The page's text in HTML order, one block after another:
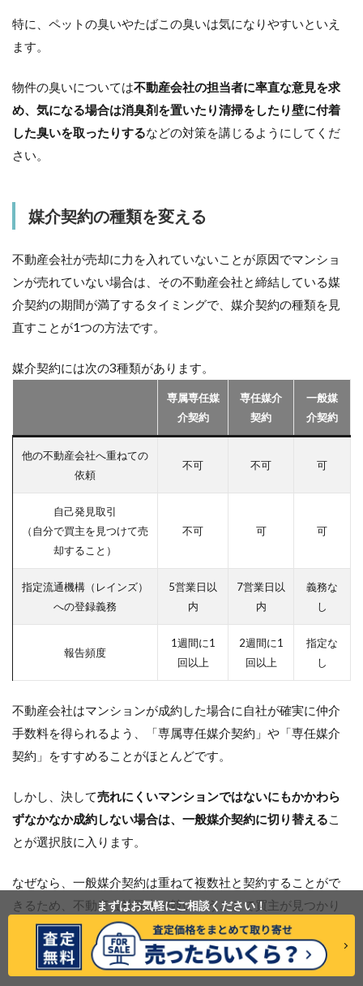
特に、ペットの臭いやたばこの臭いは気になりやすいといえ
ます。
物件の臭いについては不動産会社の担当者に率直な意見を求
め、気になる場合は消臭剤を置いたり清掃をしたり壁に付着
した臭いを取ったりするなどの対策を講じるようにしてくだ
さい。
媒介契約の種類を変える
不動産会社が売却に力を入れていないことが原因でマンショ
ンが売れていない場合は、その不動産会社と締結している媒
介契約の期間が満了するタイミングで、媒介契約の種類を見
直すことが1つの方法です。
媒介契約には次の3種類があります。
専属専任媒
介契約
専任媒介
契約
一般媒
介契約
他の不動産会社へ重ねての
依頼
不可 不可 可
自己発見取引
（自分で買主を見つけて売
却すること）
不可 可 可
指定流通機構（レインズ）
への登録義務
5営業日以
内
7営業日以
内
義務な
し
報告頻度
1週間に1
回以上
2週間に1
回以上
指定な
し
不動産会社はマンションが成約した場合に自社が確実に仲介
手数料を得られるよう、「専属専任媒介契約」や「専任媒介
契約」をすすめることがほとんどです。
しかし、決して売れにくいマンションではないにもかかわら
ずなかなか成約しない場合は、一般媒介契約に切り替える こ
とが選択肢に入ります。
なぜなら、一般媒介契約は重ねて複数社と契約することがで
きるため、不動産会社同士が競い合うことで買主が見つかり
やすくなる可能性があるためです。
また、囲い込みが起きづらくなることもメリットです。
まずはお気軽にご相談ください！